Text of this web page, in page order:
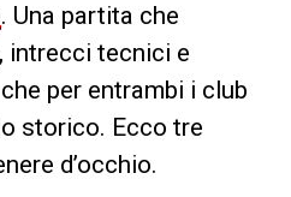
. Una partita che
intrecci tecnici e
per entrambi i club
storico. Ecco tre
d’occhio.